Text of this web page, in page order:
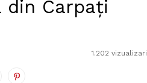
din Carpaţi
1.202 vizualizari